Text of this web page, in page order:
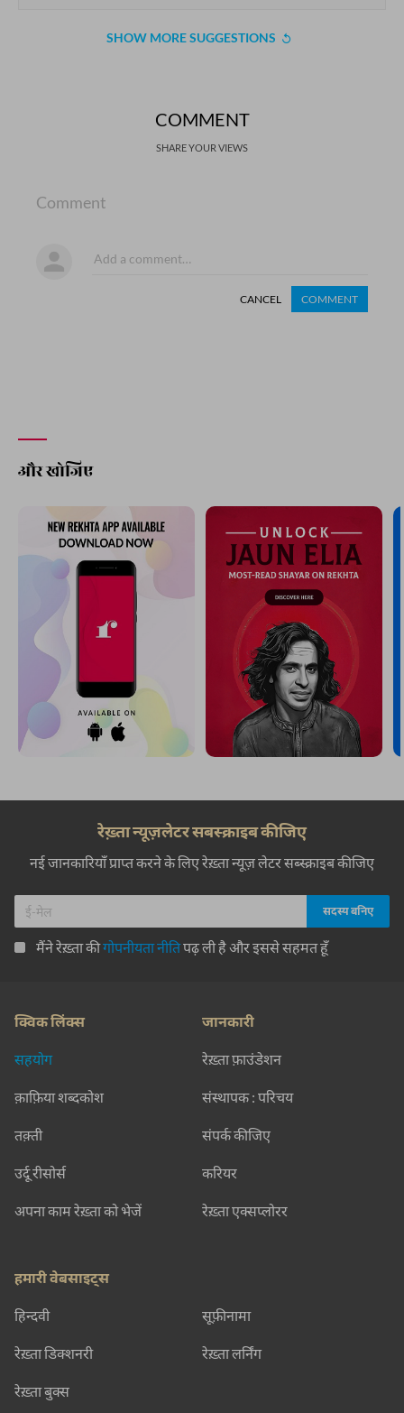
SHOW MORE SUGGESTIONS
COMMENT
SHARE YOUR VIEWS
Comment
CANCEL COMMENT
और खोजिए
रेख़्ता न्यूज़लेटर सबस्क्राइब कीजिए
नई जानकारियाँ प्राप्त करने के लिए रेख़्ता न्यूज़ लेटर सब्स्क्राइब कीजिए
मैंने रेख़्ता कीगोपनीयता नीतिपढ़ ली है और इससे सहमत हूँ
क्विक लिंक्स
सहयोग
क़ाफ़िया शब्दकोश
तक़्ती
उर्दू रीसोर्स
अपना काम रेख़्ता को भेजें
जानकारी
रेख़्ता फ़ाउंडेशन
संस्थापक : परिचय
संपर्क कीजिए
करियर
रेख़्ता एक्सप्लोरर
हमारी वेबसाइट्स
हिन्दवी सूफ़ीनामा
रेख़्ता डिक्शनरी रेख़्ता लर्निंग
रेख़्ता बुक्स